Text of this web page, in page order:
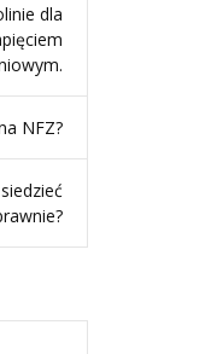
dla
NFZ?